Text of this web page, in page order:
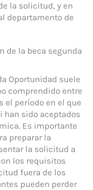
la solicitud, y en
departamento de
de la beca segunda
Oportunidad suele
comprendido entre
el período en el que
sido aceptados
Es importante
preparar la
la solicitud a
los requisitos
fuera de los
pueden perder